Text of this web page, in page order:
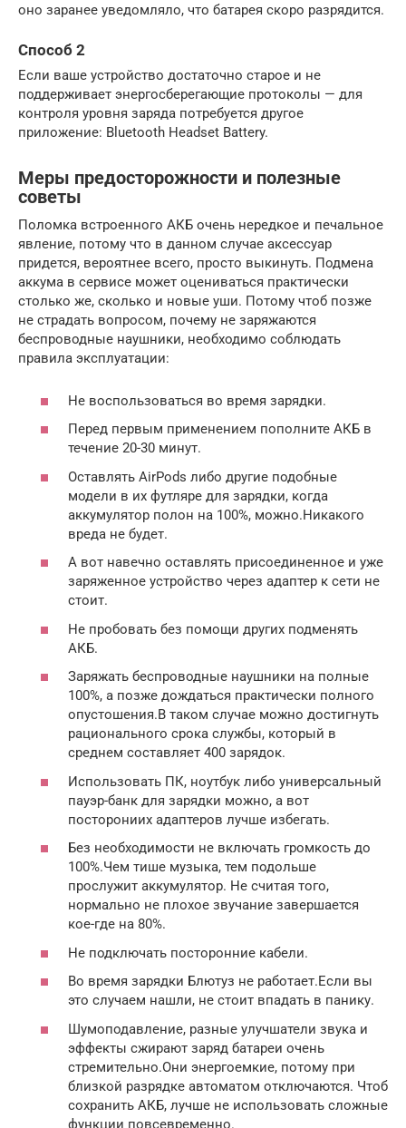
оно заранее уведомляло, что батарея скоро разрядится.
Способ 2
Если ваше устройство достаточно старое и не
поддерживает энергосберегающие протоколы — для
контроля уровня заряда потребуется другое
приложение: Bluetooth Headset Battery.
Меры предосторожности и полезные
советы
Поломка встроенного АКБ очень нередкое и печальное
явление, потому что в данном случае аксессуар
придется, вероятнее всего, просто выкинуть. Подмена
аккума в сервисе может оцениваться практически
столько же, сколько и новые уши. Потому чтоб позже
не страдать вопросом, почему не заряжаются
беспроводные наушники, необходимо соблюдать
правила эксплуатации:
Не воспользоваться во время зарядки.
Перед первым применением пополните АКБ в
течение 20-30 минут.
Оставлять AirPods либо другие подобные
модели в их футляре для зарядки, когда
аккумулятор полон на 100%, можно.Никакого
вреда не будет.
А вот навечно оставлять присоединенное и уже
заряженное устройство через адаптер к сети не
стоит.
Не пробовать без помощи других подменять
АКБ.
Заряжать беспроводные наушники на полные
100%, а позже дождаться практически полного
опустошения.В таком случае можно достигнуть
рационального срока службы, который в
среднем составляет 400 зарядок.
Использовать ПК, ноутбук либо универсальный
пауэр-банк для зарядки можно, а вот
посторониих адаптеров лучше избегать.
Без необходимости не включать громкость до
100%.Чем тише музыка, тем подольше
прослужит аккумулятор. Не считая того,
нормально не плохое звучание завершается
кое-где на 80%.
Не подключать посторонние кабели.
Во время зарядки Блютуз не работает.Если вы
это случаем нашли, не стоит впадать в панику.
Шумоподавление, разные улучшатели звука и
эффекты сжирают заряд батареи очень
стремительно.Они энергоемкие, потому при
близкой разрядке автоматом отключаются. Чтоб
сохранить АКБ, лучше не использовать сложные
функции повсевременно.